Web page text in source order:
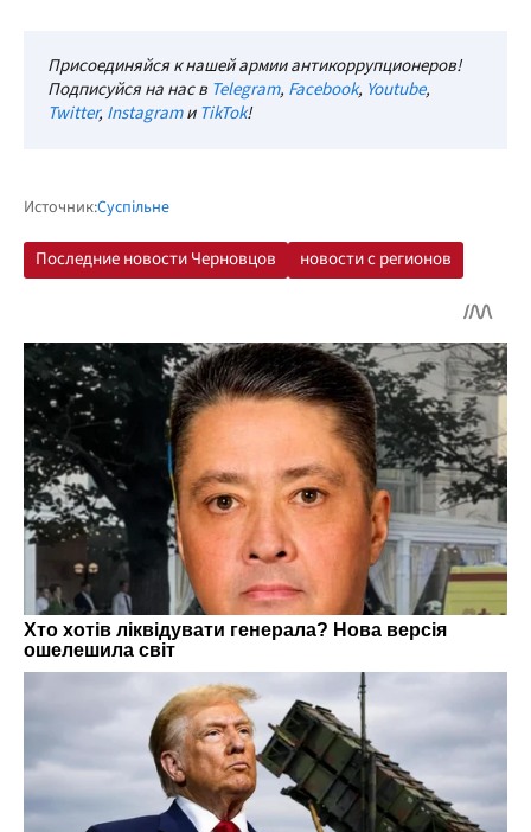
Присоединяйся к нашей армии антикоррупционеров!
Подписуйся на нас в Telegram, Facebook, Youtube,
Twitter, InstagramиTikTok!
Источник:Суспільне
Последние новости Черновцов новости с регионов